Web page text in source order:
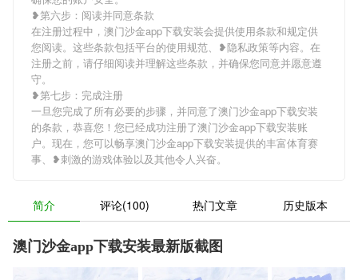
❥第六步：阅读并同意条款
在注册过程中，澳门沙金app下载安装会提供使用条款和规定供
您阅读。这些条款包括平台的使用规范、❥隐私政策等内容。在
注册之前，请仔细阅读并理解这些条款，并确保您同意并愿意遵
守。
❥第七步：完成注册
一旦您完成了所有必要的步骤，并同意了澳门沙金app下载安装
的条款，恭喜您！您已经成功注册了澳门沙金app下载安装账
户。现在，您可以畅享澳门沙金app下载安装提供的丰富体育赛
事、❥刺激的游戏体验以及其他令人兴奋。
简介 评论(100) 热门文章 历史版本
澳门沙金app下载安装最新版截图